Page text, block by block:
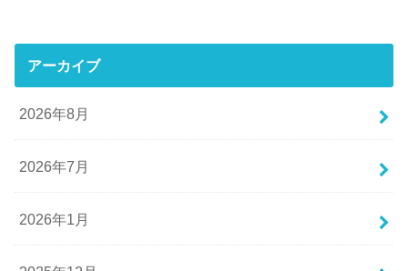
アーカイブ
2026年8月
2026年7月
2026年1月